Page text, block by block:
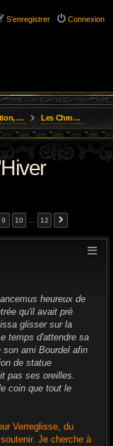
Connexion
S’enregistrer
Courts Les Chroniques des Aventures
9 10 12
heureux de
qu'il avait pré
glisser sur la
temps d'attendre sa
ami Bourdel afin
de statue
pas ses oreilles.
coin que tout le
Verreglisse, du
Je cherche à